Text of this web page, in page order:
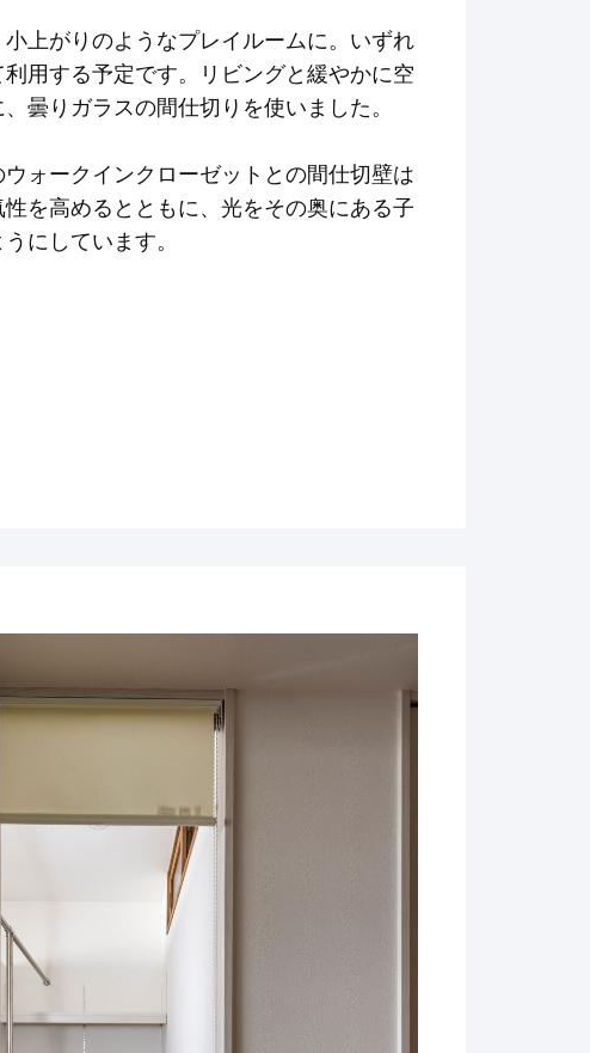
小上がりのようなプレイルームに。いずれ
用する予定です。リビングと緩やかに空
曇りガラスの間仕切りを使いました。
ォークインクローゼットとの間仕切壁は
性を高めるとともに、光をその奥にある子
にしています。